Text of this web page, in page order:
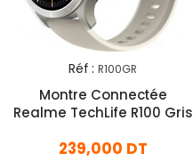
Réf : R100GR
Montre Connectée
Realme TechLife R100 Gris
239,000 DT